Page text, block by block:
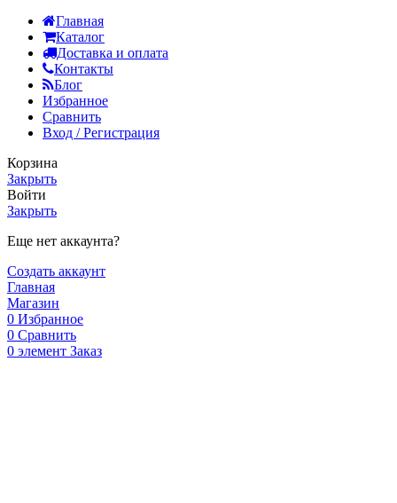
Главная
Каталог
Доставка и оплата
Контакты
Блог
Избранное
Сравнить
Вход / Регистрация
Корзина
Закрыть
Войти
Закрыть
Еще нет аккаунта?
Создать аккаунт
Главная
Магазин
0 Избранное
0 Сравнить
0 элемент Заказ